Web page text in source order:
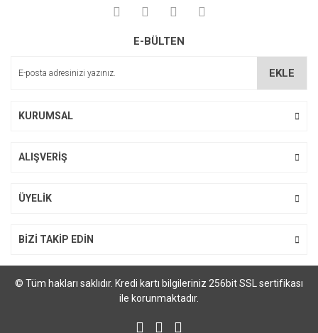
Ürün açıklamasında eksik bilgiler bulunuyor.
E-BÜLTEN
EKLE
KURUMSAL
ALIŞVERİŞ
ÜYELİK
BİZİ TAKİP EDİN
© Tüm hakları saklıdır. Kredi kartı bilgileriniz 256bit SSL sertifikası
ile korunmaktadır.